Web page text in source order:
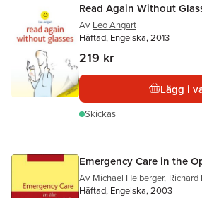
Read Again Without
Av Leo Angart
Häftad, Engelska, 2013
219 kr
Lägg i
Skickas
Emergency Care in the
Av Michael Heiberger, Richard
Häftad, Engelska, 2003